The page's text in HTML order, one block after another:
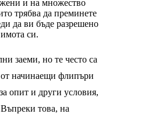
и на множество
трябва да преминете
да ви бъде разрешено
си.
заеми, но те често са
от начинаещи флипъри
опит и други условия,
това, на